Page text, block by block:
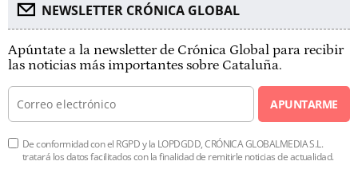
NEWSLETTER CRÓNICA GLOBAL
Apúntate a la newsletter de Crónica Global para recibir
las noticias más importantes sobre Cataluña.
APUNTARME
De conformidad con el RGPD y la LOPDGDD, CRÓNICA GLOBALMEDIA S.L.
tratará los datos facilitados con la finalidad de remitirle noticias de actualidad.